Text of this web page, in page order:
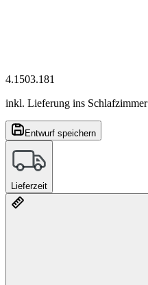
4.1503.181
inkl. Lieferung ins Schlafzimmer
Entwurf speichern
Lieferzeit